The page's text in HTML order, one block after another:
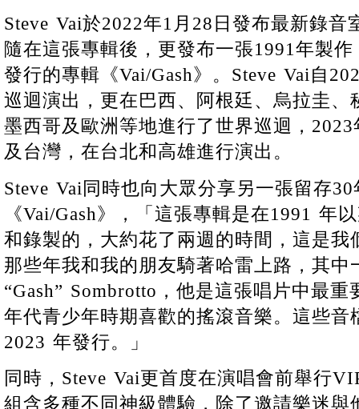
Steve Vai於2022年1月28日發布最新錄
隨在這張專輯後，更發布一張1991年製
發行的專輯《Vai/Gash》。Steve Vai自
巡迴演出，更在巴西、阿根廷、烏拉圭、
墨西哥及歐洲等地進行了世界巡迴，
及台灣，在台北和高雄進行演出。
Steve Vai同時也向大眾分享另一張留存
《Vai/Gash》，「這張專輯是在1991 年
和錄製的，大約花了兩週的時間，這是我
那些年我和我的朋友騎著哈雷上路，其中
“Gash” Sombrotto，他是這張唱片中最
年代青少年時期喜歡的搖滾音樂。這些
2023 年發行。」
同時，Steve Vai更首度在演唱會前舉行
組含多種不同神級體驗，除了邀請樂迷與